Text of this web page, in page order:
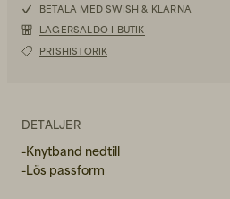
38
BETALA MED SWISH & KLARNA
LAGERSALDO I BUTIK
PRISHISTORIK
DETALJER
-Knytband nedtill
-Lös passform